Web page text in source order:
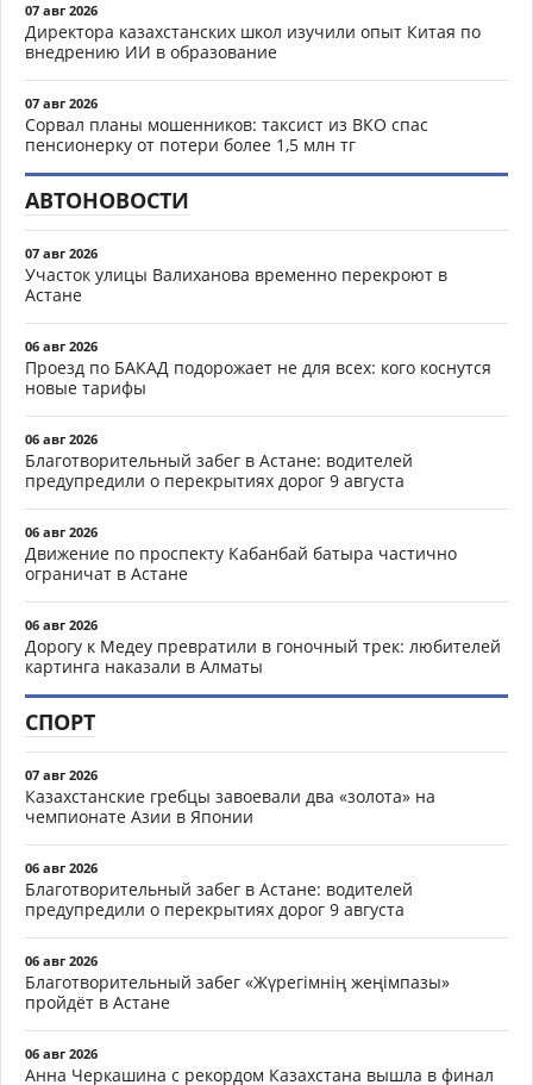
07 авг 2026
Директора казахстанских школ изучили опыт Китая по
внедрению ИИ в образование
07 авг 2026
Сорвал планы мошенников: таксист из ВКО спас
пенсионерку от потери более 1,5 млн тг
АВТОНОВОСТИ
07 авг 2026
Участок улицы Валиханова временно перекроют в
Астане
06 авг 2026
Проезд по БАКАД подорожает не для всех: кого коснутся
новые тарифы
06 авг 2026
Благотворительный забег в Астане: водителей
предупредили о перекрытиях дорог 9 августа
06 авг 2026
Движение по проспекту Кабанбай батыра частично
ограничат в Астане
06 авг 2026
Дорогу к Медеу превратили в гоночный трек: любителей
картинга наказали в Алматы
СПОРТ
07 авг 2026
Казахстанские гребцы завоевали два «золота» на
чемпионате Азии в Японии
06 авг 2026
Благотворительный забег в Астане: водителей
предупредили о перекрытиях дорог 9 августа
06 авг 2026
Благотворительный забег «Жүрегімнің жеңімпазы»
пройдёт в Астане
06 авг 2026
Анна Черкашина с рекордом Казахстана вышла в финал